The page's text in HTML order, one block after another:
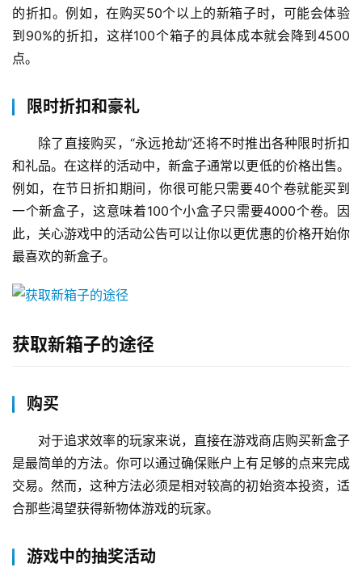
的折扣。例如，在购买50个以上的新箱子时，可能会体验
到90%的折扣，这样100个箱子的具体成本就会降到4500
点。
限时折扣和豪礼
除了直接购买，“永远抢劫”还将不时推出各种限时折扣
和礼品。在这样的活动中，新盒子通常以更低的价格出售。
例如，在节日折扣期间，你很可能只需要40个卷就能买到
一个新盒子，这意味着100个小盒子只需要4000个卷。因
此，关心游戏中的活动公告可以让你以更优惠的价格开始你
最喜欢的新盒子。
获取新箱子的途径
购买
对于追求效率的玩家来说，直接在游戏商店购买新盒子
是最简单的方法。你可以通过确保账户上有足够的点来完成
交易。然而，这种方法必须是相对较高的初始资本投资，适
合那些渴望获得新物体游戏的玩家。
游戏中的抽奖活动